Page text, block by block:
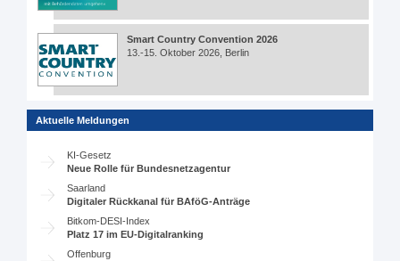
Smart Country Convention 2026
13.-15. Oktober 2026, Berlin
Aktuelle Meldungen
KI-Gesetz
Neue Rolle für Bundesnetzagentur
Saarland
Digitaler Rückkanal für BAföG-Anträge
Bitkom-DESI-Index
Platz 17 im EU-Digitalranking
Offenburg